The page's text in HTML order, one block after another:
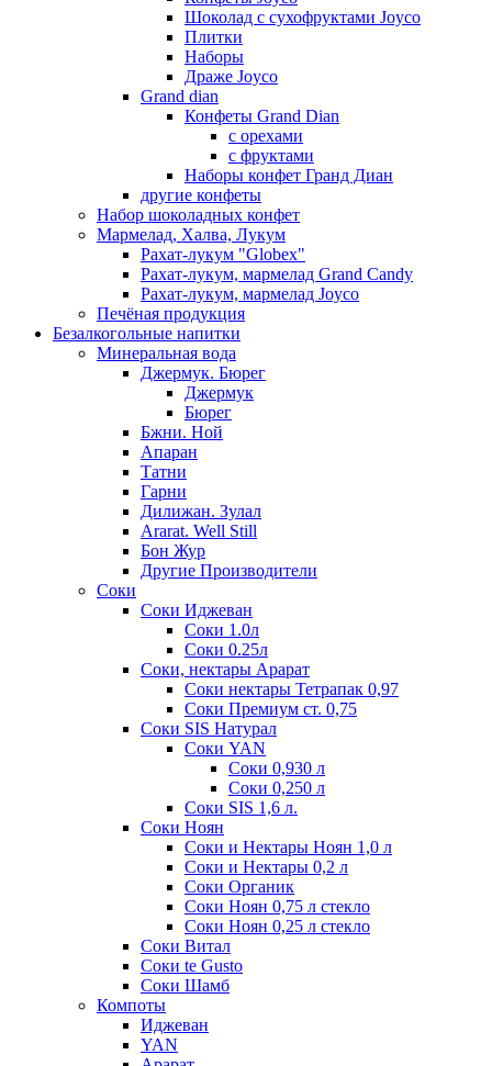
Шоколад с сухофруктами Joyco
Плитки
Наборы
Драже Joyco
Grand dian
Конфеты Grand Dian
с орехами
с фруктами
Наборы конфет Гранд Диан
другие конфеты
Набор шоколадных конфет
Мармелад, Халва, Лукум
Рахат-лукум "Globex"
Рахат-лукум, мармелад Grand Candy
Рахат-лукум, мармелад Joyco
Печёная продукция
Безалкогольные напитки
Минеральная вода
Джермук. Бюрег
Джермук
Бюрег
Бжни. Ной
Апаран
Татни
Гарни
Дилижан. Зулал
Ararat. Well Still
Бон Жур
Другие Производители
Соки
Соки Иджеван
Соки 1.0л
Соки 0.25л
Соки, нектары Арарат
Соки нектары Тетрапак 0,97
Соки Премиум ст. 0,75
Соки SIS Натурал
Соки YAN
Соки 0,930 л
Соки 0,250 л
Соки SIS 1,6 л.
Соки Ноян
Соки и Нектары Ноян 1,0 л
Соки и Нектары 0,2 л
Соки Органик
Соки Ноян 0,75 л стекло
Соки Ноян 0,25 л стекло
Соки Витал
Соки te Gusto
Соки Шамб
Компоты
Иджеван
YAN